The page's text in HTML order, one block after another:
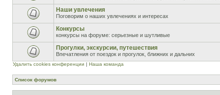
Наши увлечения
Поговорим о наших увлечениях и интересах
Конкурсы
конкурсы на форуме: серьезные и шутливые
Прогулки, экскурсии, путешествия
Впечатления от поездок и прогулок, ближних и дальних
Удалить cookies конференции | Наша команда
Список форумов